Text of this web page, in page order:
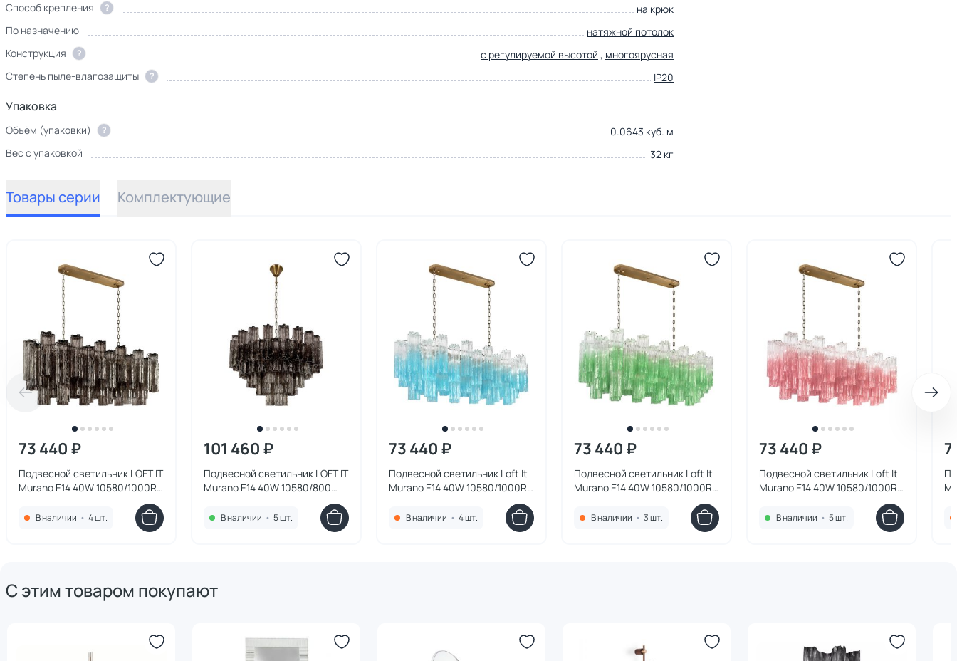
Способ крепления
?
на крюк
По назначению
натяжной потолок
Конструкция
? с регулируемой высотой , многоярусная
Степень пыле-влагозащиты
? IP20
Упаковка
Объём (упаковки) ?
0.0643 куб. м
Вес с упаковкой
32 кг
Товары серии Комплектующие
73 440 ₽
Подвесной светильник LOFT IT
Murano E14 40W 10580/1000R
В наличии • 4 шт.
101 460 ₽
Подвесной светильник LOFT IT
Murano E14 40W 10580/800
В наличии • 5 шт.
73 440 ₽
Подвесной светильник Loft It
Murano E14 40W 10580/1000R
В наличии • 4 шт.
73 440 ₽
Подвесной светильник Loft It
Murano E14 40W 10580/1000R
В наличии • 3 шт.
73 440 ₽
Подвесной светильник Loft It
Murano E14 40W 10580/1000R
В наличии • 5 шт.
С этим товаром покупают